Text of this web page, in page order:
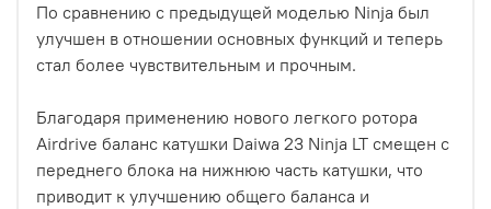
По сравнению с предыдущей моделью Ninja был
улучшен в отношении основных функций и теперь
стал более чувствительным и прочным.
Благодаря применению нового легкого ротора
Airdrive баланс катушки Daiwa 23 Ninja LT смещен с
переднего блока на нижнюю часть катушки, что
приводит к улучшению общего баланса и